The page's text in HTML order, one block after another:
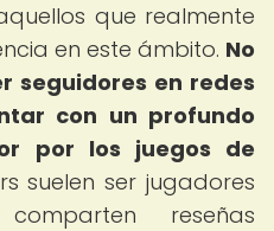
que realmente
en este ámbito. No
seguidores en redes
con un profundo
por los juegos de
suelen ser jugadores
reseñas